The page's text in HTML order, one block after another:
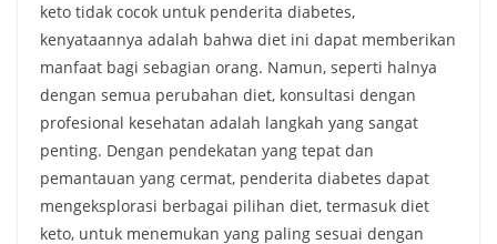
keto tidak cocok untuk penderita diabetes,
kenyataannya adalah bahwa diet ini dapat memberikan
manfaat bagi sebagian orang. Namun, seperti halnya
dengan semua perubahan diet, konsultasi dengan
profesional kesehatan adalah langkah yang sangat
penting. Dengan pendekatan yang tepat dan
pemantauan yang cermat, penderita diabetes dapat
mengeksplorasi berbagai pilihan diet, termasuk diet
keto, untuk menemukan yang paling sesuai dengan